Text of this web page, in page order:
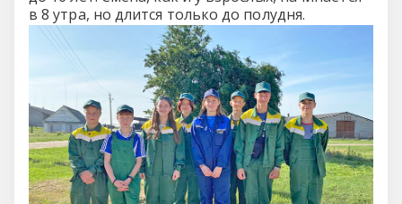
в 8 утра, но длится только до полудня.